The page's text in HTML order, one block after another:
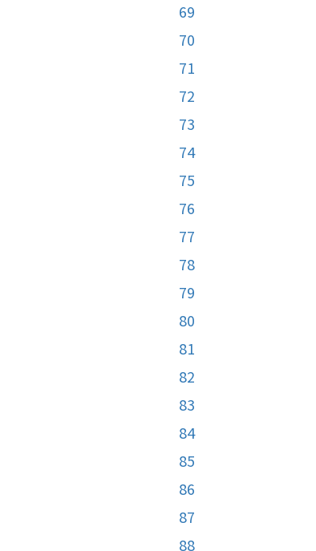
69
70
71
72
73
74
75
76
77
78
79
80
81
82
83
84
85
86
87
88